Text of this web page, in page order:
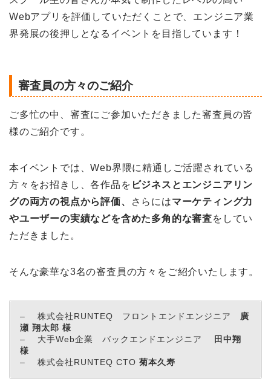
Webアプリを評価していただくことで、エンジニア業
界発展の後押しとなるイベントを目指しています！
審査員の方々のご紹介
ご多忙の中、審査にご参加いただきました審査員の皆
様のご紹介です。
本イベントでは、Web界隈に精通し ご活躍されている
方々をお招きし、各作品を ビジネスとエンジニアリン
グの両方の視点から評価、
さらにはマーケティング力
やユーザーの実績などを含めた多角的な審査をしてい
ただきました。
そんな豪華な3名の審査員の方々をご紹介いたします。
– 株式会社RUNTEQ フロントエンドエンジニア 廣
瀬 翔太郎 様
– 大手Web企業 バックエンドエンジニア
田中翔
様
– 株式会社RUNTEQ CTO 菊本久寿